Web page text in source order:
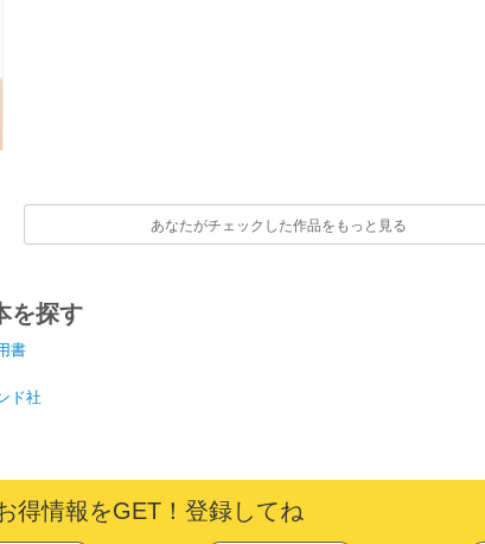
あなたがチェックした作品をもっと見る
を探す
書
ド社
得情報をGET！登録してね